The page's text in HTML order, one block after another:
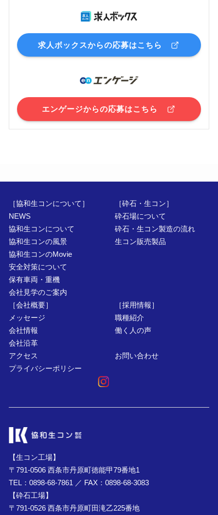
求人ボックスからの応募はこちら
エンゲージからの応募はこちら
［協和生コンについて］
NEWS
協和生コンについて
協和生コンの風景
協和生コンのMovie
安全対策について
保有車両・重機
会社見学のご案内
［砕石・生コン］
砕石場について
砕石・生コン製造の流れ
生コン販売製品
［会社概要］
メッセージ
会社情報
会社沿革
アクセス
プライバシーポリシー
［採用情報］
職種紹介
働く人の声
お問い合わせ
【生コン工場】
〒791-0506 西条市丹原町徳能甲79番地1
TEL：0898-68-7861 ／ FAX：0898-68-3083
【砕石工場】
〒791-0526 西条市丹原町田滝乙225番地